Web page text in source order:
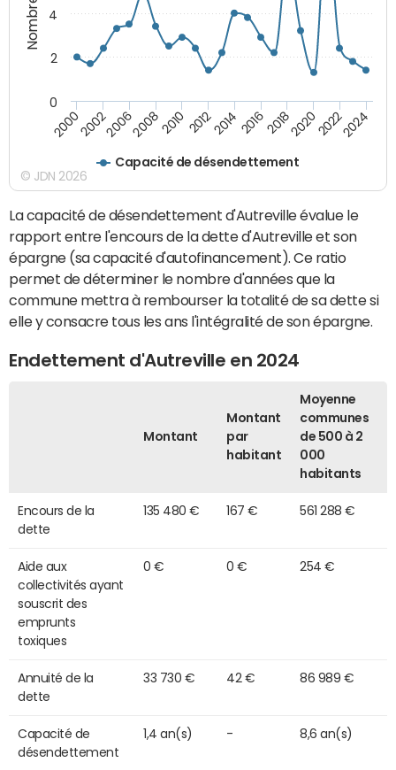
Capacité de désendettement
20002002200620082010 2012201420162018202020222024
0
2
4
© JDN 2026
La capacité de désendettement d'Autreville évalue le
rapport entre l'encours de la dette d'Autreville et son
épargne (sa capacité d'autofinancement). Ce ratio
permet de déterminer le nombre d'années que la
commune mettra à rembourser la totalité de sa dette si
elle y consacre tous les ans l'intégralité de son épargne.
Endettement d'Autreville en 2024
Montant
Montant
par
habitant
Moyenne
communes
de 500 à 2
000
habitants
Encours de la
dette
135 480 € 167 € 561 288 €
Aide aux
collectivités ayant
souscrit des
emprunts
toxiques
0 € 0 € 254 €
Annuité de la
dette
33 730 € 42 € 86 989 €
Capacité de
désendettement
1,4 an(s) - 8,6 an(s)